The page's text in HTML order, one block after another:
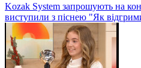
Kozak System запрошують на
виступили з піснею "Як